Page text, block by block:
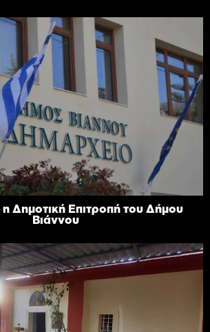
η Δημοτική Επιτροπή του Δήμου
Βιάννου